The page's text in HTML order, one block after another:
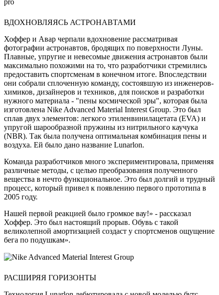
ВДОХНОВЛЯЯСЬ АСТРОНАВТАМИ
Хоффер и Авар черпали вдохновение рассматривая
фотографии астронавтов, бродящих по поверхности Луны.
Плавные, упругие и невесомые движения астронавтов были
максимально похожими на то, что разработчики стремились
предоставить спортсменам в конечном итоге. Впоследствии
они собрали сплоченную команду, состоявшую из инженеров-
химиков, дизайнеров и техников, для поисков и разработки
нужного материала - "пены космической эры", которая была
изготовлена Nike Advanced Material Interest Group. Это был
сплав двух элементов: легкого этиленвинилацетата (EVA) и
упругой шарообразной пружины из нитрильного каучука
(NBR). Так была получена оптимальная комбинация пены и
воздуха. Ей было дано название Lunarlon.
Команда разработчиков много экспериментировала, применяя
различные методы, с целью преобразования полученного
вещества в нечто функциональное. Это был долгий и трудный
процесс, который привел к появлению первого прототипа в
2005 году.
Нашей первой реакцией было громкое вау!» - рассказал
Хоффер. Это был настоящий прорыв. Обувь с такой
великолепной амортизацией создаст у спортсменов ощущение
бега по подушкам».
РАСШИРЯЯ ГОРИЗОНТЫ